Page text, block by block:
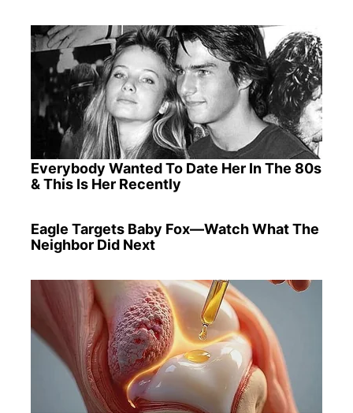
Everybody Wanted To Date Her In The 80s
& This Is Her Recently
Eagle Targets Baby Fox—Watch What The
Neighbor Did Next